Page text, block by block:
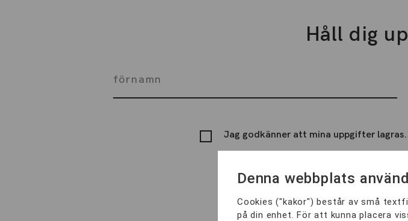
Håll dig
Jag godkänner att mina uppgifter lagras.
Denna webbplats
Cookies ("kakor") består av små
på din enhet. För att kunna placera